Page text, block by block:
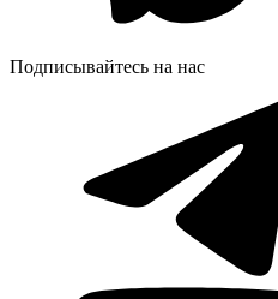
Подписывайтесь на нас